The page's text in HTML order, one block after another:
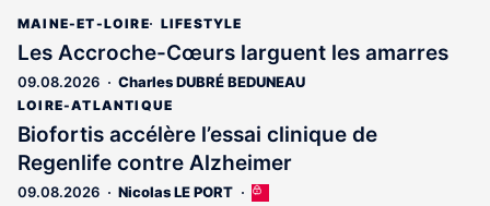
MAINE-ET-LOIRE LIFESTYLE
Les Accroche-Cœurs larguent les amarres
09.08.2026 Charles DUBRÉ BEDUNEAU
LOIRE-ATLANTIQUE
Biofortis accélère l’essai clinique de
Regenlife contre Alzheimer
09.08.2026 Nicolas LE PORT
Cet